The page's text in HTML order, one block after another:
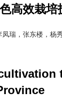
高效栽培
瑞，张东楼，杨